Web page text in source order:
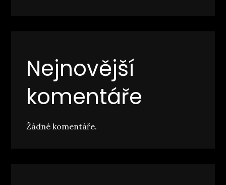
Nejnovější
komentáře
Žádné komentáře.